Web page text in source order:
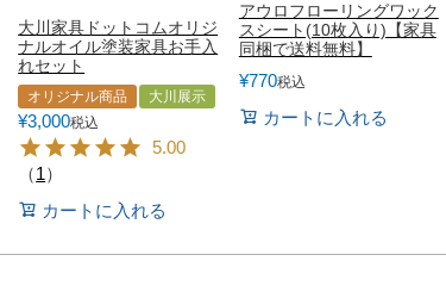
大川家具ドットコムオリジ
ナルオイル塗装家具お手入
れセット
オリジナル商品 大川展示
¥3,000税込
5.00
（1）
カートに入れる
アウロフローリングワック
スシート(10枚入り)【家具
同梱で送料無料】
¥770税込
カートに入れる